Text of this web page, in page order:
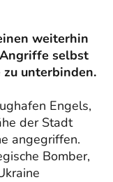
weiterhin
selbst
unterbinden.
Engels,
der Stadt
angegriffen.
Bomber,